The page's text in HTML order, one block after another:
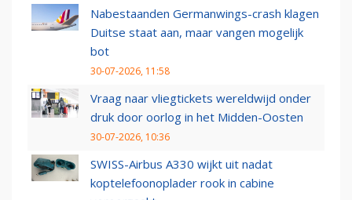
Nabestaanden Germanwings-crash klagen
Duitse staat aan, maar vangen mogelijk
bot
30-07-2026, 11:58
Vraag naar vliegtickets wereldwijd onder
druk door oorlog in het Midden-Oosten
30-07-2026, 10:36
SWISS-Airbus A330 wijkt uit nadat
koptelefoonoplader rook in cabine